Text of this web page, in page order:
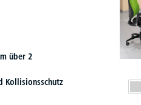
über 2
Kollisionsschutz